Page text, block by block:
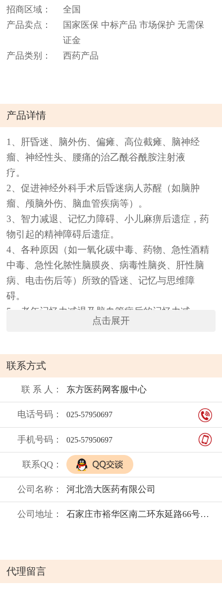
招商区域：
全国
产品卖点：
国家医保 中标产品 市场保护 无需保
证金
产品类别：
西药产品
产品详情
1、肝昏迷、脑外伤、偏瘫、高位截瘫、脑神经
瘤、神经性头、腰痛的治乙酰谷酰胺注射液
疗。
2、促进神经外科手术后昏迷病人苏醒（如脑肿
瘤、颅脑外伤、脑血管疾病等）。
3、智力减退、记忆力障碍、小儿麻痹后遗症，药
物引起的精神障碍后遗症。
4、各种原因（如一氧化碳中毒、药物、急性酒精
中毒、急性化脓性脑膜炎、病毒性脑炎、肝性脑
病、电击伤后等）所致的昏迷、记忆与思维障
碍。
5、老年记忆力减退及脑血管病后的记忆力减
衰退的辅助治疗。
7、在精神科临床，常以本药与其他药物配伍静脉
滴注，以改善细胞代谢及营养状况。
注意事项：
1.若用于治疗瘫痪、小儿麻痹后遗症、腰痛，采用
穴位注射
2.使用中有引起血压下降的可能。
3.、当药品性状发生改变时禁止使用。
点击展开
联系方式
联 系 人： 东方医药网客服中心
电话号码： 025-57950697
手机号码： 025-57950697
联系QQ：
公司名称： 河北浩大医药有限公司
公司地址： 石家庄市裕华区南二环东延路66号（西仰陵村南）
代理留言